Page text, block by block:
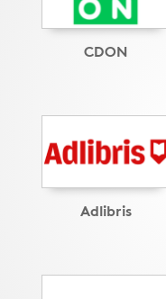
CDON
Adlibris